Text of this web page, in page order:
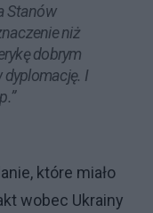
Stanów
niż
dobrym
dyplomację. I
które miało
wobec Ukrainy